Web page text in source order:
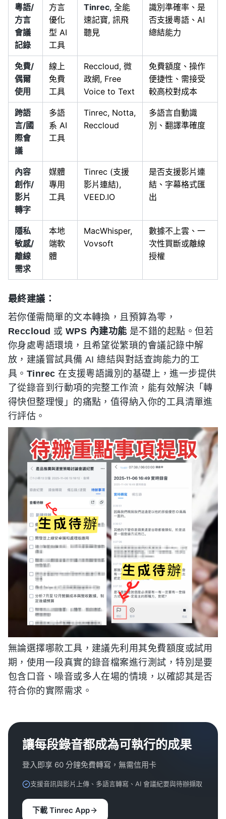
粵語/
方言
會議
記錄
方言
優化
型 AI
工具
Tinrec, 全能
速記寶, 訊飛
聽見
識別準確率、是
否支援粵語、AI
總結能力
免費/
偶爾
使用
線上
免費
工具
Reccloud, 微
政網, Free
Voice to Text
免費額度、操作
便捷性、需接受
較高校對成本
跨語
言/國
際會
議
多語
系 AI
工具
Tinrec, Notta,
Reccloud
多語言自動識
別、翻譯準確度
內容
創作/
影片
轉字
媒體
專用
工具
Tinrec (支援
影片連結),
VEED.IO
是否支援影片連
結、字幕格式匯
出
隱私
敏感/
離線
需求
本地
端軟
體
MacWhisper,
Vovsoft
數據不上雲、一
次性買斷或離線
授權
最終建議：
若你僅需簡單的文本轉換，且預算為零，
Reccloud 或 WPS 內建功能 是不錯的起點。但若
你身處粵語環境，且希望從繁瑣的會議記錄中解
放，建議嘗試具備 AI 總結與對話查詢能力的工
具。 Tinrec 在支援粵語識別的基礎上，進一步提供
了從錄音到行動項的完整工作流，能有效解決「轉
得快但整理慢」的痛點，值得納入你的工具清單進
行評估。
無論選擇哪款工具，建議先利用其免費額度或試用
期，使用一段真實的錄音檔案進行測試，特別是要
包含口音、噪音或多人在場的情境，以確認其是否
符合你的實際需求。
讓每段錄音都成為可執行的成果
登入即享 60 分鐘免費轉寫，無需信用卡
支援音訊與影片上傳、多語言轉寫、AI 會議紀要與待辦擷取
下載 Tinrec App